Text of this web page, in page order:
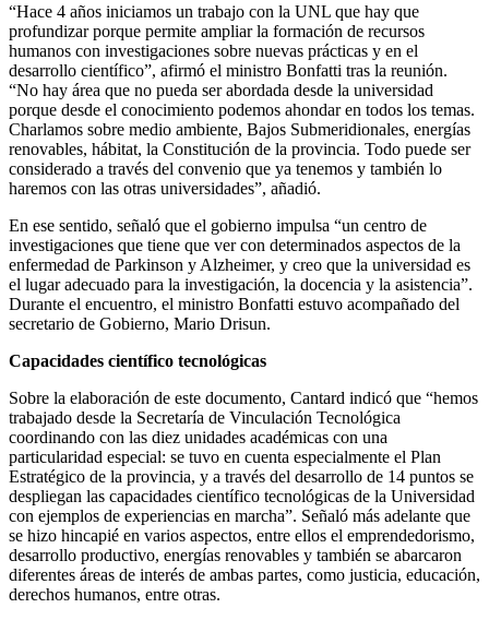
“Hace 4 años iniciamos un trabajo con la UNL que hay que
profundizar porque permite ampliar la formación de recursos
humanos con investigaciones sobre nuevas prácticas y en el
desarrollo científico”, afirmó el ministro Bonfatti tras la reunión.
“No hay área que no pueda ser abordada desde la universidad
porque desde el conocimiento podemos ahondar en todos los temas.
Charlamos sobre medio ambiente, Bajos Submeridionales, energías
renovables, hábitat, la Constitución de la provincia. Todo puede ser
considerado a través del convenio que ya tenemos y también lo
haremos con las otras universidades”, añadió.
En ese sentido, señaló que el gobierno impulsa “un centro de
investigaciones que tiene que ver con determinados aspectos de la
enfermedad de Parkinson y Alzheimer, y creo que la universidad es
el lugar adecuado para la investigación, la docencia y la asistencia”.
Durante el encuentro, el ministro Bonfatti estuvo acompañado del
secretario de Gobierno, Mario Drisun.
Capacidades científico tecnológicas
Sobre la elaboración de este documento, Cantard indicó que “hemos
trabajado desde la Secretaría de Vinculación Tecnológica
coordinando con las diez unidades académicas con una
particularidad especial: se tuvo en cuenta especialmente el Plan
Estratégico de la provincia, y a través del desarrollo de 14 puntos se
despliegan las capacidades científico tecnológicas de la Universidad
con ejemplos de experiencias en marcha”. Señaló más adelante que
se hizo hincapié en varios aspectos, entre ellos el emprendedorismo,
desarrollo productivo, energías renovables y también se abarcaron
diferentes áreas de interés de ambas partes, como justicia, educación,
derechos humanos, entre otras.